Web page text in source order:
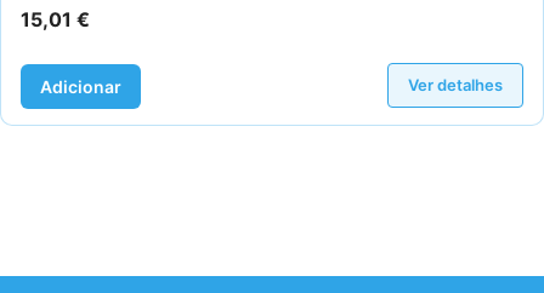
15,01 €
Adicionar Ver detalhes